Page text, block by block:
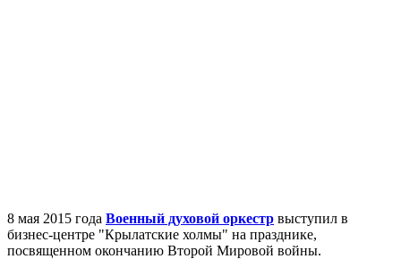
8 мая 2015 года Военный духовой оркестр выступил в
бизнес-центре "Крылатские холмы" на празднике,
посвященном окончанию Второй Мировой войны.